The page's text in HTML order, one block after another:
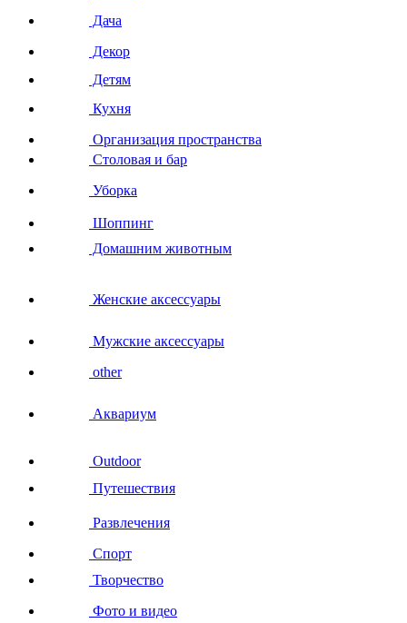
Дача
Декор
Детям
Кухня
Организация пространства
Столовая и бар
Уборка
Шоппинг
Домашним животным
Женские аксессуары
Мужские аксессуары
other
Аквариум
Outdoor
Путешествия
Развлечения
Спорт
Творчество
Фото и видео